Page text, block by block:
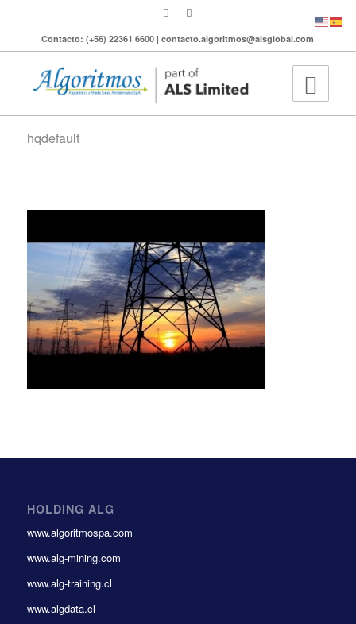
Contacto: (+56) 22361 6600 | contacto.algoritmos@alsglobal.com
hqdefault
HOLDING ALG
www.algoritmospa.com
www.alg-mining.com
www.alg-training.cl
www.algdata.cl